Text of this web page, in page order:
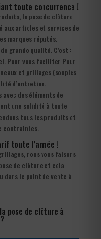
toute concurrence !
la pose de clôture
aux articles et services de
marques réputés.
grande qualité. C’est :
Pour vous faciliter Pour
et grillages (souples
d’entretien.
des éléments de
une solidité à toute
tous les produits et
contraintes.
toute l’année !
nous vous faisons
de clôture et cela
dans le point de vente à
pose de clôture à